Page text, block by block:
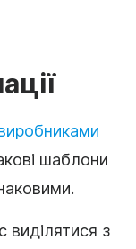
шаблони
з